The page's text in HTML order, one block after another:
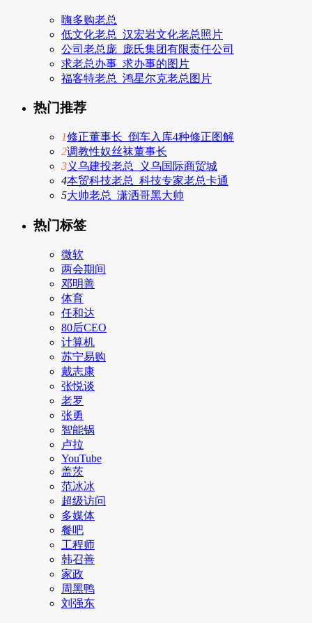
嗨多购老总
低文化老总_汉宏岩文化老总照片
公司老总庞_庞氏集团有限责任公司
求老总办事_求办事的图片
福客特老总_鸿星尔克老总图片
热门推荐
1修正董事长_倒车入库4种修正图解
2调教性奴丝袜董事长
3义乌建投老总_义乌国际商贸城
4本贸科技老总_科技专家老总卡通
5大帅老总_潇洒哥黑大帅
热门标签
微软
两会期间
邓明善
体育
任和达
80后CEO
计算机
苏宁易购
戴志康
张悦谈
老罗
张勇
智能锅
卢拉
YouTube
盖茨
范冰冰
超级访问
多媒体
餐吧
工程师
韩召善
家政
周黑鸭
刘强东